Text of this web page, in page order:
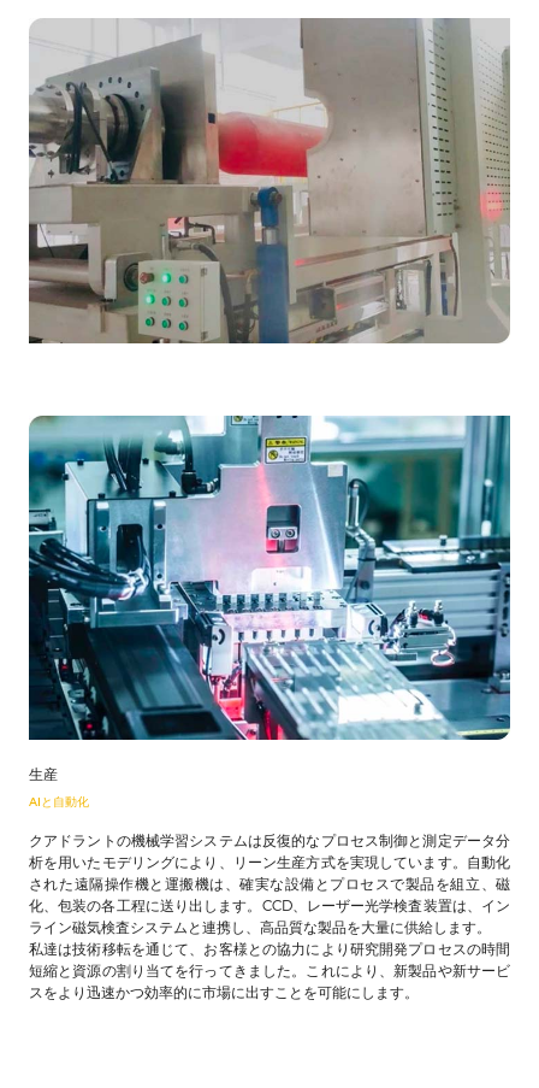
生産
AIと自動化
クアドラントの機械学習システムは反復的なプロセス制御と測定データ分
析を用いたモデリングにより、リーン生産方式を実現しています。自動化
された遠隔操作機と運搬機は、確実な設備とプロセスで製品を組立、磁
化、包装の各工程に送り出します。CCD、レーザー光学検査装置は、イン
ライン磁気検査システムと連携し、高品質な製品を大量に供給します。
私達は技術移転を通じて、お客様との協力により研究開発プロセスの時間
短縮と資源の割り当てを行ってきました。これにより、新製品や新サービ
スをより迅速かつ効率的に市場に出すことを可能にします。